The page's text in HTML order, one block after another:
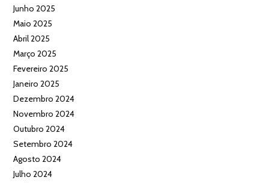
Junho 2025
Maio 2025
Abril 2025
Março 2025
Fevereiro 2025
Janeiro 2025
Dezembro 2024
Novembro 2024
Outubro 2024
Setembro 2024
Agosto 2024
Julho 2024